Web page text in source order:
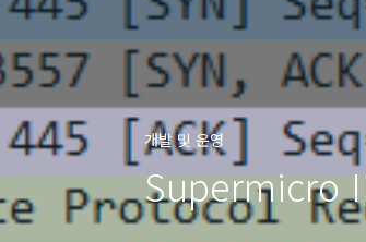
개발 및 운영
Supermicro